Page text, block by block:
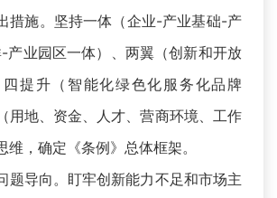
措施。坚持一体（企业-产业基础-产
产业园区一体）、两翼（创新和开放
提升（智能化绿色化服务化品牌
用地、资金、人才、营商环境、工作
维，确定《条例》总体框架。
题导向。盯牢创新能力不足和市场主